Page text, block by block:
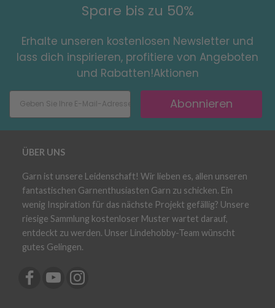
Spare bis zu 50%
Erhalte unseren kostenlosen Newsletter und
lass dich inspirieren, profitiere von Angeboten
und Rabatten!Aktionen
Abonnieren
ÜBER UNS
Garn ist unsere Leidenschaft! Wir lieben es, allen unseren
fantastischen Garnenthusiasten Garn zu schicken. Ein
wenig Inspiration für das nächste Projekt gefällig? Unsere
riesige Sammlung kostenloser Muster wartet darauf,
entdeckt zu werden. Unser Lindehobby-Team wünscht
gutes Gelingen.